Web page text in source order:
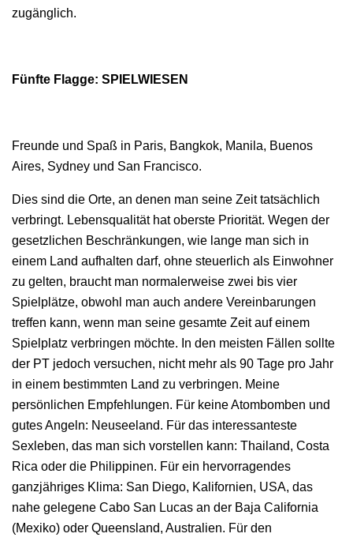
zugänglich.
Fünfte Flagge: SPIELWIESEN
Freunde und Spaß in Paris, Bangkok, Manila, Buenos
Aires, Sydney und San Francisco.
Dies sind die Orte, an denen man seine Zeit tatsächlich
verbringt. Lebensqualität hat oberste Priorität. Wegen der
gesetzlichen Beschränkungen, wie lange man sich in
einem Land aufhalten darf, ohne steuerlich als Einwohner
zu gelten, braucht man normalerweise zwei bis vier
Spielplätze, obwohl man auch andere Vereinbarungen
treffen kann, wenn man seine gesamte Zeit auf einem
Spielplatz verbringen möchte. In den meisten Fällen sollte
der PT jedoch versuchen, nicht mehr als 90 Tage pro Jahr
in einem bestimmten Land zu verbringen. Meine
persönlichen Empfehlungen. Für keine Atombomben und
gutes Angeln: Neuseeland. Für das interessanteste
Sexleben, das man sich vorstellen kann: Thailand, Costa
Rica oder die Philippinen. Für ein hervorragendes
ganzjähriges Klima: San Diego, Kalifornien, USA, das
nahe gelegene Cabo San Lucas an der Baja California
(Mexiko) oder Queensland, Australien. Für den